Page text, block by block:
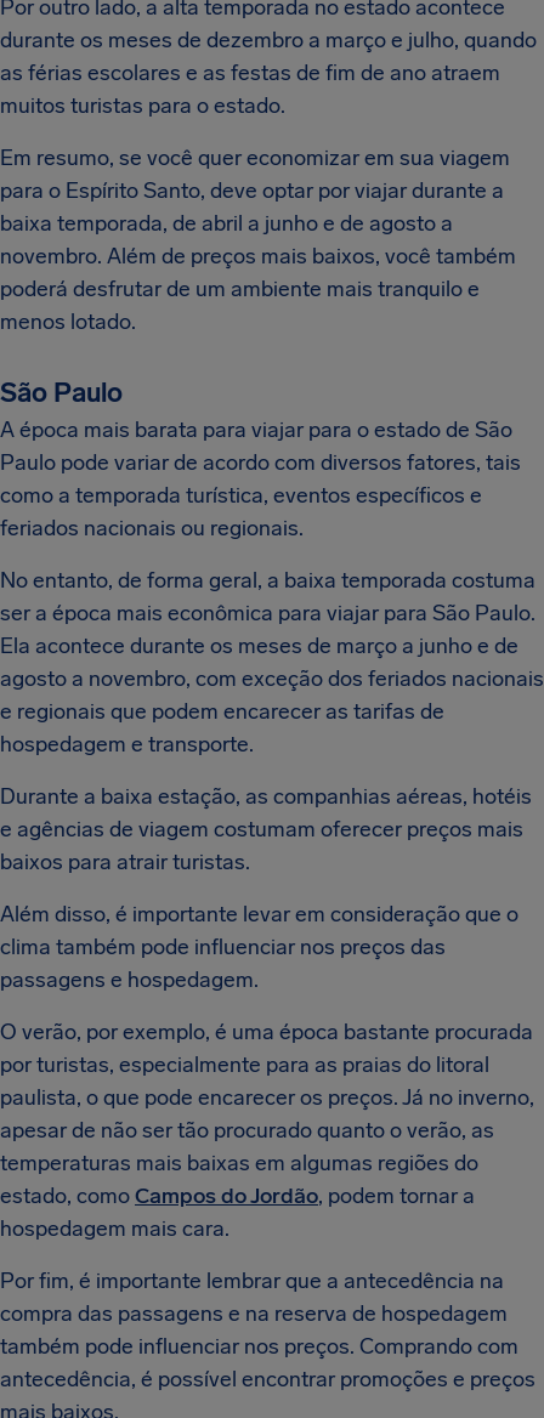
Por outro lado, a alta temporada no estado acontece
durante os meses de dezembro a março e julho, quando
as férias escolares e as festas de fim de ano atraem
muitos turistas para o estado.
Em resumo, se você quer economizar em sua viagem
para o Espírito Santo, deve optar por viajar durante a
baixa temporada, de abril a junho e de agosto a
novembro. Além de preços mais baixos, você também
poderá desfrutar de um ambiente mais tranquilo e
menos lotado.
São Paulo
A época mais barata para viajar para o estado de São
Paulo pode variar de acordo com diversos fatores, tais
como a temporada turística, eventos específicos e
feriados nacionais ou regionais.
No entanto, de forma geral, a baixa temporada costuma
ser a época mais econômica para viajar para São Paulo.
Ela acontece durante os meses de março a junho e de
agosto a novembro, com exceção dos feriados nacionais
e regionais que podem encarecer as tarifas de
hospedagem e transporte.
Durante a baixa estação, as companhias aéreas, hotéis
e agências de viagem costumam oferecer preços mais
baixos para atrair turistas.
Além disso, é importante levar em consideração que o
clima também pode influenciar nos preços das
passagens e hospedagem.
O verão, por exemplo, é uma época bastante procurada
por turistas, especialmente para as praias do litoral
paulista, o que pode encarecer os preços. Já no inverno,
apesar de não ser tão procurado quanto o verão, as
temperaturas mais baixas em algumas regiões do
estado, comoCampos do Jordão, podem tornar a
hospedagem mais cara.
Por fim, é importante lembrar que a antecedência na
compra das passagens e na reserva de hospedagem
também pode influenciar nos preços. Comprando com
antecedência, é possível encontrar promoções e preços
mais baixos.